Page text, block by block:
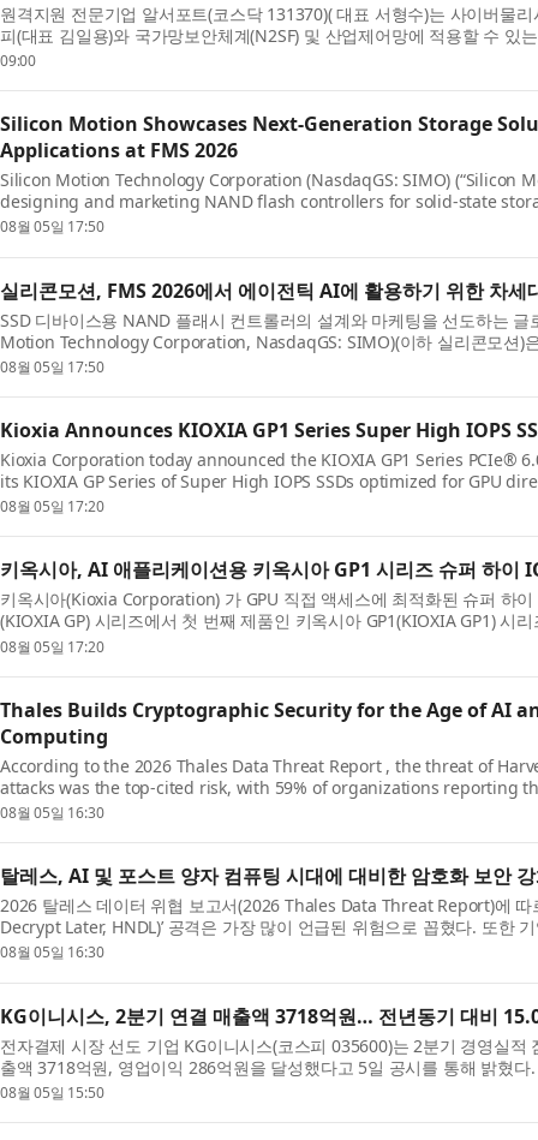
원격지원 전문기업 알서포트(코스닥 131370)( 대표 서형수)는 사이버물
피(대표 김일용)와 국가망보안체계(N2SF) 및 산업제어망에 적용할 수 있
굴한다고 6일 밝혔다. 두 회사는 원격 유지...
09:00
Silicon Motion Showcases Next-Generation Storage
Applications at FMS 2026
Silicon Motion Technology Corporation (NasdaqGS: SIMO) (“Silicon
designing and marketing NAND flash controllers for solid-state
will showcase its latest storage innovations for AI Fa...
08월 05일 17:50
실리콘모션, FMS 2026에서 에이전틱 AI에 활용하기 위한 차세
SSD 디바이스용 NAND 플래시 컨트롤러의 설계와 마케팅을 선도하는
Motion Technology Corporation, NasdaqGS: SIMO)(이하 실리콘모션)
최된 FMS(Future of Memory and Storage) 2026 전시회의...
08월 05일 17:50
Kioxia Announces KIOXIA GP1 Series Super High IOPS
Kioxia Corporation today announced the KIOXIA GP1 Series PCIe®
its KIOXIA GP Series of Super High IOPS SSDs optimized for GPU
GP Series technology introduced earlier this y...
08월 05일 17:20
키옥시아, AI 애플리케이션용 키옥시아 GP1 시리즈 슈퍼 하이
키옥시아(Kioxia Corporation) 가 GPU 직접 액세스에 최적화된 슈퍼 하이
(KIOXIA GP) 시리즈에서 첫 번째 제품인 키옥시아 GP1(KIOXIA GP1) 시
다. 올해 초에 소개된 키옥시아 GP 시리즈 기술을 기반...
08월 05일 17:20
Thales Builds Cryptographic Security for the Age of AI
Computing
According to the 2026 Thales Data Threat Report , the threat of
attacks was the top-cited risk, with 59% of organizations reporting
evaluating post-quantum cryptography (PQC) algorith...
08월 05일 16:30
탈레스, AI 및 포스트 양자 컴퓨팅 시대에 대비한 암호화 보안
2026 탈레스 데이터 위협 보고서(2026 Thales Data Threat Report)에 따
Decrypt Later, HNDL)’ 공격은 가장 많이 언급된 위험으로 꼽혔다. 또한
내성 암호(PQC) 알고리즘의 프로토타입을 ...
08월 05일 16:30
KG이니시스, 2분기 연결 매출액 3718억원… 전년동기 대비
전자결제 시장 선도 기업 KG이니시스(코스피 035600)는 2분기 경영실
출액 3718억원, 영업이익 286억원을 달성했다고 5일 공시를 통해 밝혔
이익은 15.1% 증가한 기록이다. 별도 매출액 1...
08월 05일 15:50